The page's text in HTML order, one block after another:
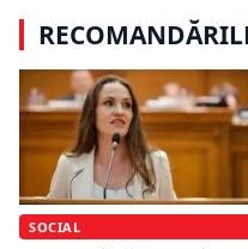
SOCIAL